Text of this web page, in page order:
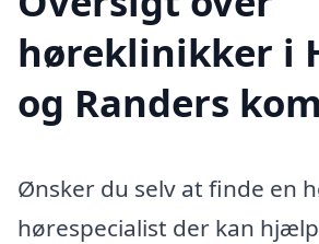
høreklinikker i
og Randers
Ønsker du selv at finde en
hørespecialist der kan